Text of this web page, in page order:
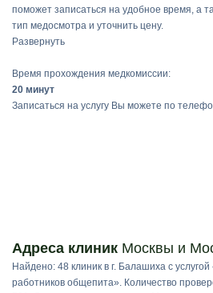
поможет записаться на удобное время, а
тип медосмотра и уточнить цену.
Развернуть
Время прохождения медкомиссии:
20 минут
Записаться на услугу Вы можете по
Адреса клиник Москвы и
Найдено: 48 клиник в г. Балашиха с
работников общепита». Количество